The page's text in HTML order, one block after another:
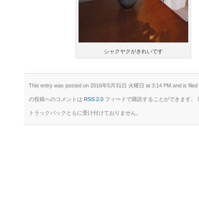
シャクヤクがきれいです
This entry was posted on 2016年5月31日 火曜日 at 3:14 PM and is filed
の投稿へのコメントは RSS 2.0フィードで購読することができます。
トラックバックともに受け付けておりません。